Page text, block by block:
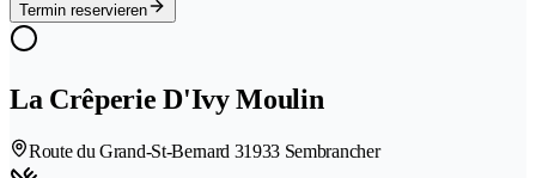
Termin reservieren
La Crêperie D'Ivy Moulin
Route du Grand-St-Bernard 31933 Sembrancher